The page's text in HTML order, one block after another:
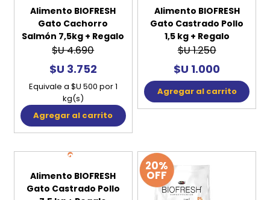
Alimento BIOFRESH
Gato Cachorro
Salmón 7,5kg + Regalo
$U 4.690
$U 3.752
Equivale a $U 500 por 1
kg(s)
Agregar al carrito
Alimento BIOFRESH
Gato Castrado Pollo
1,5 kg + Regalo
$U 1.250
$U 1.000
Agregar al carrito
20%
Alimento BIOFRESH
Gato Castrado Pollo
20%
OFF